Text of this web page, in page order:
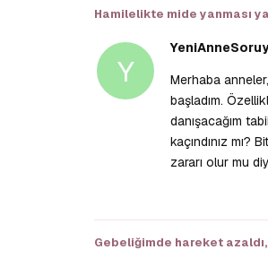
Hamilelikte mide yanması
Y
Merhaba
başladım.
danışacağım
kaçındınız
zararı olur mu
Gebeliğimde hareket